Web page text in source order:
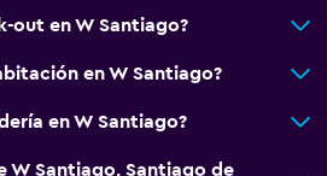
out en W Santiago?
en W Santiago?
en W Santiago?
W Santiago, Santiago de